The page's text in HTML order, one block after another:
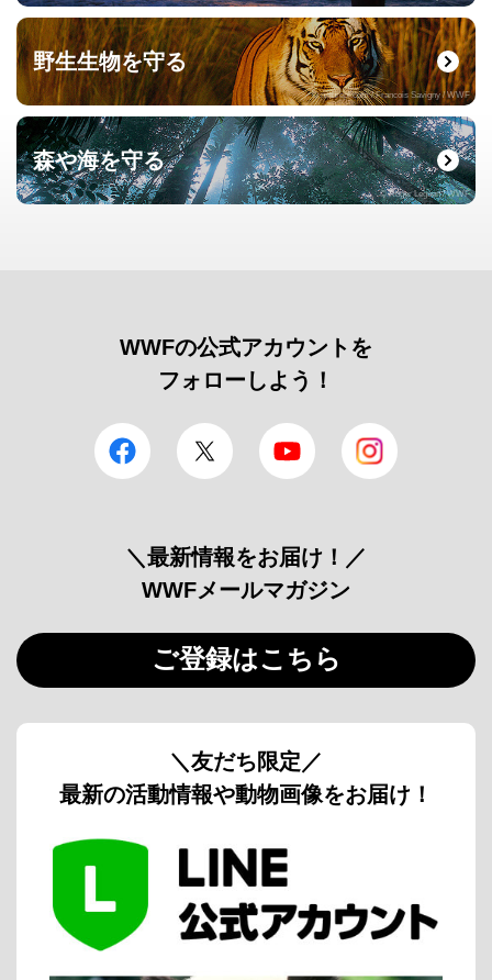
野生生物を守る
© naturepl.com / Francois Savigny / WWF
森や海を守る
© Roger Leguen / WWF
WWFの公式アカウントを
フォローしよう！
facebook Twitter YouTube
＼最新情報をお届け！／
WWFメールマガジン
ご登録はこちら
＼友だち限定／
最新の活動情報や動物画像をお届け！